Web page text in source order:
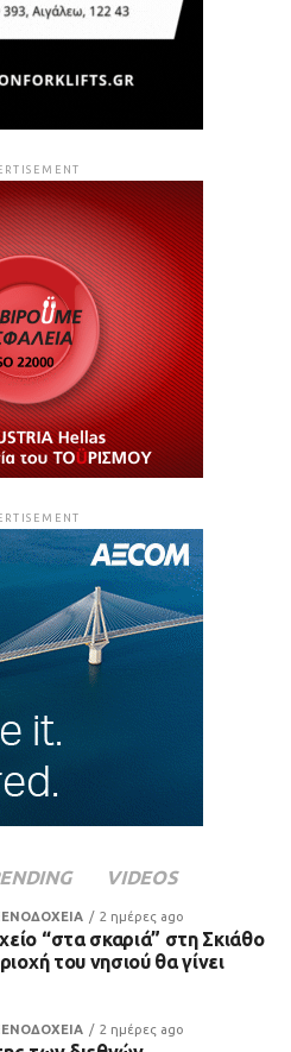
VIDEOS
2 ημέρες ago
“στα σκαριά” στη Σκιάθο
του νησιού θα γίνει
2 ημέρες ago